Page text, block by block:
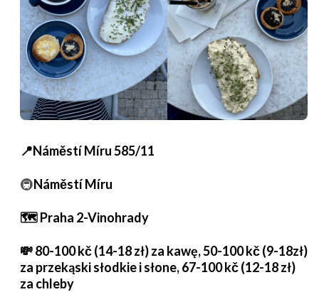
📍Náměstí Míru 585/11
🚇Náměstí Míru
🗺️ Praha 2-Vinohrady
💸 80-100 kč (14-18 zł) za kawę, 50-100 kč (9-18zł)
za przekąski słodkie i słone, 67-100 kč (12-18 zł)
za chleby